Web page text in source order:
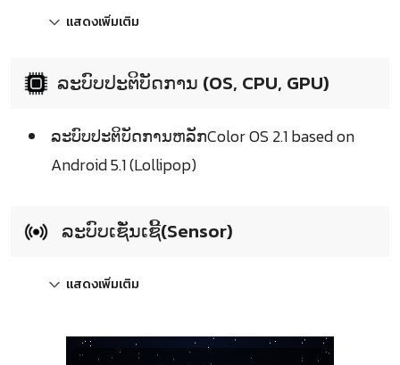
แสดงเพิ่มเติม
ລະບົບປະຕິບັດການ (OS, CPU, GPU)
ລະບົບປະຕິບັດການຫລັກColor OS 2.1 based on
Android 5.1 (Lollipop)
ລະບົບເຊັ່ນເຊີ້(Sensor)
แสดงเพิ่มเติม